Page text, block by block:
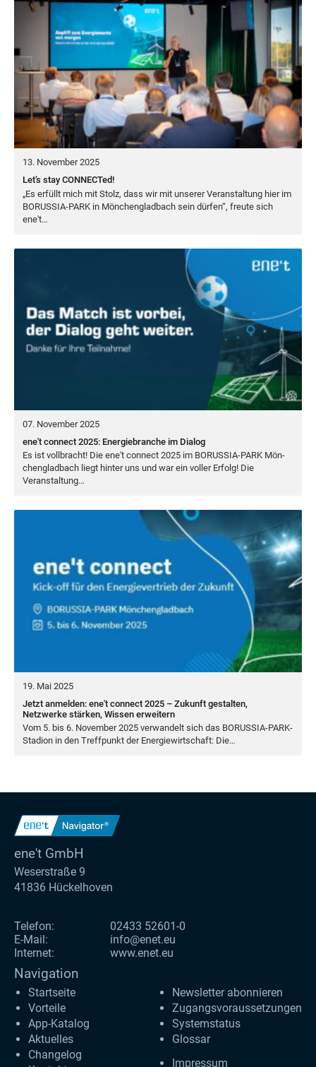
13. November 2025
Let’s stay CONNECTed!
„Es erfüllt mich mit Stolz, dass wir mit unse­rer Ver­an­stal­tung hier im
BORUS­SIA-PARK in Mön­chen­glad­bach sein dür­fen“, freu­te sich
ene't…
07. November 2025
ene't connect 2025: Energiebranche im Dialog
Es ist voll­bracht! Die ene't con­nect 2025 im BORUS­SIA-PARK Mön­
chen­glad­bach liegt hin­ter uns und war ein vol­ler Erfolg! Die
Veranstaltung…
19. Mai 2025
Jetzt anmelden: ene't connect 2025 – Zukunft gestalten,
Netzwerke stärken, Wissen erweitern
Vom 5. bis 6. Novem­ber2025 ver­wan­delt sich das BORUS­SIA-PARK-
Sta­di­on in den Treff­punkt der Ener­gie­wirt­schaft: Die…
ene't GmbH
Weserstraße 9
41836 Hückelhoven
Telefon:
02433 52601-0
E-Mail:
info@enet.eu
Internet:
www.enet.eu
Navigation
Startseite
Vorteile
App-Katalog
Aktuelles
Changelog
Newsletter abonnieren
Zugangs­voraus­setzungen
Systemstatus
Glossar
Impressum